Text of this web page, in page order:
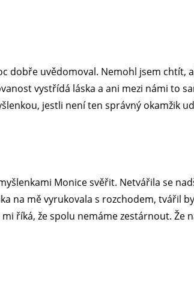
dobře uvědomoval. Nemohl jsem chtít,
vystřídá láska a ani mezi námi to
jestli není ten správný okamžik
Monice svěřit. Netvářila se
na mě vyrukovala s rozchodem, tvářil
říká, že spolu nemáme zestárnout. Že